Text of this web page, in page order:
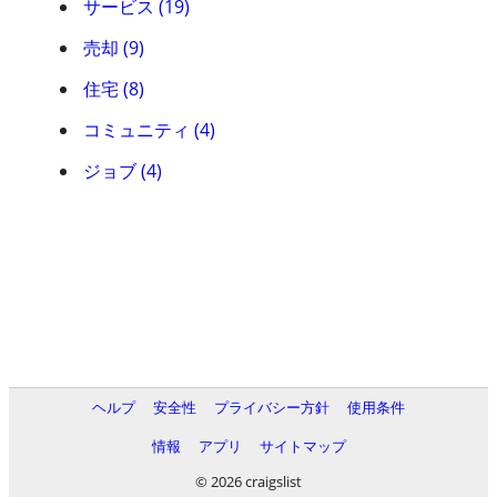
サービス (19)
売却 (9)
住宅 (8)
コミュニティ (4)
ジョブ (4)
ヘルプ 安全性 プライバシー方針
使用条件
情報
アプリ
サイトマップ
© 2026 craigslist